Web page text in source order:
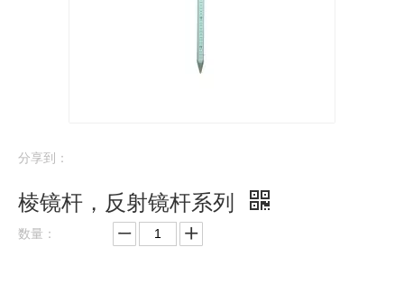
分享到：
棱镜杆，反射镜杆系列
数量：